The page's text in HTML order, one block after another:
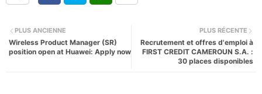
PLUS RÉCENTE
Recrutement et offres d'emploi à
FIRST CREDIT CAMEROUN S.A. :
30 places disponibles
PLUS ANCIENNE
Wireless Product Manager (SR)
position open at Huawei: Apply now